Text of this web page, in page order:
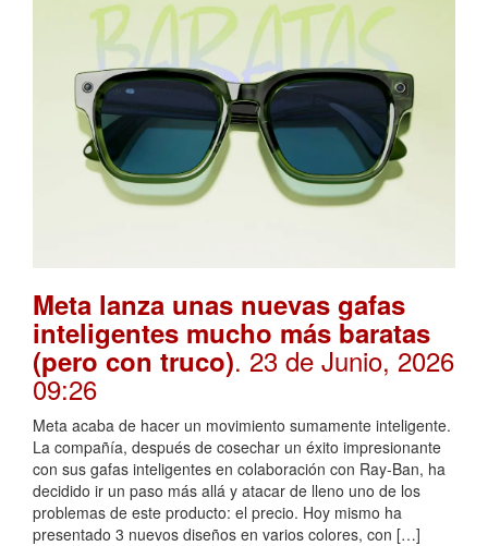
Meta lanza unas nuevas gafas
inteligentes mucho más baratas
(pero con truco). 23 de Junio, 2026
09:26
Meta acaba de hacer un movimiento sumamente inteligente.
La compañía, después de cosechar un éxito impresionante
con sus gafas inteligentes en colaboración con Ray-Ban, ha
decidido ir un paso más allá y atacar de lleno uno de los
problemas de este producto: el precio. Hoy mismo ha
presentado 3 nuevos diseños en varios colores, con […]